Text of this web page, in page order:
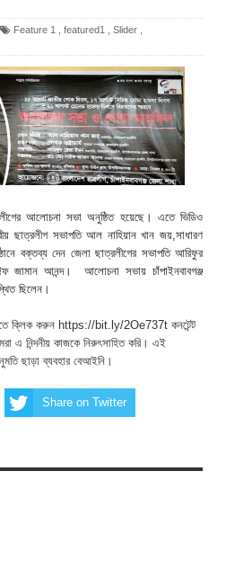
Feature 1 featured1 Slider
আলোচনা সভা অনুষ্ঠিত হয়েছে। এতে ভিডিও
ছাত্রলীগ সভাপতি আল নাহিয়ান খান জয়,সাধারণ
বক্তব্য দেন জেলা ছাত্রলীগের সভাপতি আরিফুর
জামান আনন্দ। আলোচনা সভায় চাঁপাইনবাবগঞ্জ
ছিলেন।
ক্লিক করুন https://bit.ly/2Oe737t কনটেন্ট
এ নিন্দনীয় কাজকে নিরুৎসাহিত করি। এই
ছাড়া ব্যবহার বেআইনি।
Share on Twitter